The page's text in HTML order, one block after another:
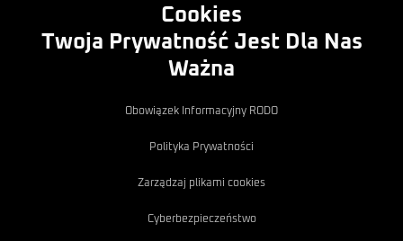
Rodo
Zapisz się do naszego newsletera, aby być na bieżąco z
Wszystkie prawa zastrzeżone.
Cookies
Twoja Prywatność Jest Dla Nas
Ważna
Obowiązek Informacyjny RODO
Polityka Prywatności
Zarządzaj plikami cookies
Cyberbezpieczeństwo